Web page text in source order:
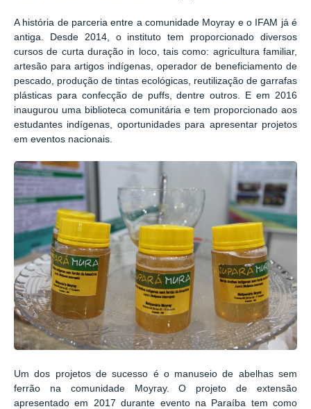
A história de parceria entre a comunidade Moyray e o IFAM já é
antiga. Desde 2014, o instituto tem proporcionado diversos
cursos de curta duração in loco, tais como: agricultura familiar,
artesão para artigos indígenas, operador de beneficiamento de
pescado, produção de tintas ecológicas, reutilização de garrafas
plásticas para confecção de puffs, dentre outros. E em 2016
inaugurou uma biblioteca comunitária e tem proporcionado aos
estudantes indígenas, oportunidades para apresentar projetos
em eventos nacionais.
Um dos projetos de sucesso é o manuseio de abelhas sem
ferrão na comunidade Moyray. O projeto de extensão
apresentado em 2017 durante evento na Paraíba tem como